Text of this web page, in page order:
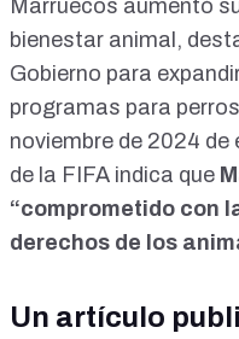
Marruecos aumentó
bienestar animal,
Gobierno para
programas para
noviembre de 2024 de
de la FIFA indica que
“comprometido con
derechos de los
Un artículo